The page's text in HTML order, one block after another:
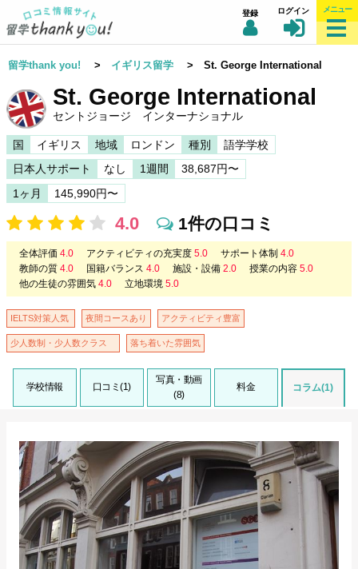
登録 ログイン メニュー
留学thank you! > イギリス留学 > St. George International
St. George International
セントジョージ インターナショナル
国 イギリス 地域 ロンドン 種別
語学学校
日本人サポート
なし 1週間
38,687円〜
1ヶ月
145,990円〜
4.0 1件の口コミ
全体評価 4.0 アクティビティの充実度 5.0 サポート体制 4.0
教師の質 4.0 国籍バランス 4.0 施設・設備 2.0 授業の内容 5.0
他の生徒の雰囲気 4.0 立地環境 5.0
IELTS対策人気 夜間コースあり アクティビティ豊富
少人数制・少人数クラス 落ち着いた雰囲気
学校情報 口コミ(1)
写真・動画
(8)
料金 コラム(1)